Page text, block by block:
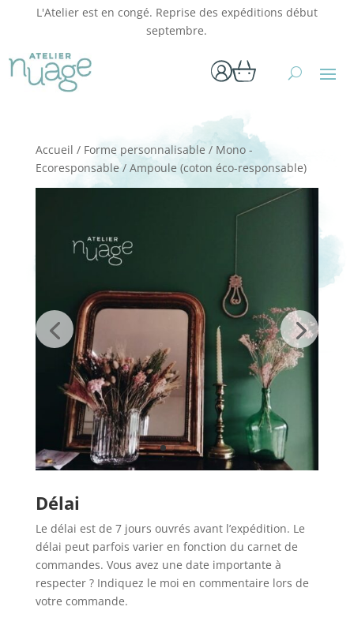
L'Atelier est en congé. Reprise des expéditions début
septembre.
Accueil / Forme personnalisable / Mono -
Ecoresponsable/ Ampoule (coton éco-responsable)
Délai
Le délai est de 7 jours ouvrés avant l’expédition. Le
délai peut parfois varier en fonction du carnet de
commandes. Vous avez une date importante à
respecter ? Indiquez le moi en commentaire lors de
votre commande.